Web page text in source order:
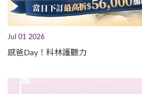
Jul 01 2026
感爸Day！科林護聽力